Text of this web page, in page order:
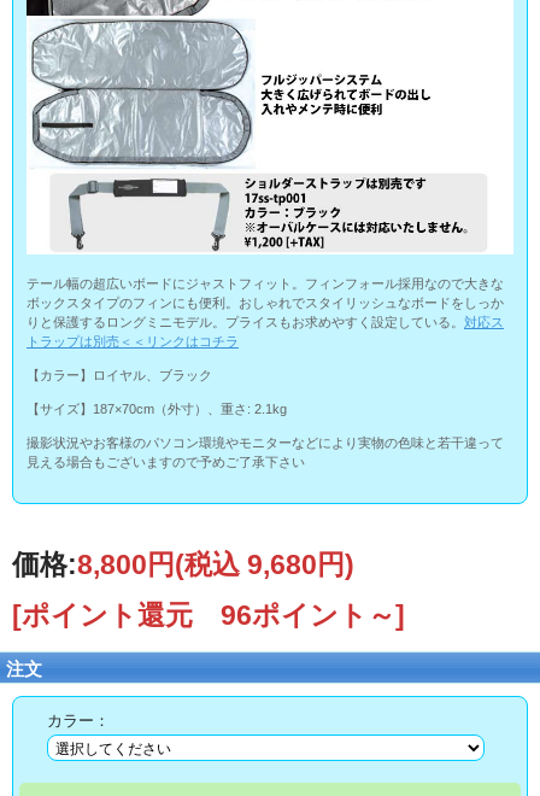
テール幅の超広いボードにジャストフィット。フィンフォール採用なので大きな
ボックスタイプのフィンにも便利。おしゃれでスタイリッシュなボードをしっか
りと保護するロングミニモデル。プライスもお求めやすく設定している。 対応ス
トラップは別売＜＜リンクはコチラ
【カラー】ロイヤル、ブラック
【サイズ】187×70cm（外寸）、重さ: 2.1kg
撮影状況やお客様のパソコン環境やモニターなどにより実物の色味と若干違って
見える場合もございますので予めご了承下さい
価格:8,800円(税込 9,680円)
[ポイント還元 96ポイント～]
注文
カラー：